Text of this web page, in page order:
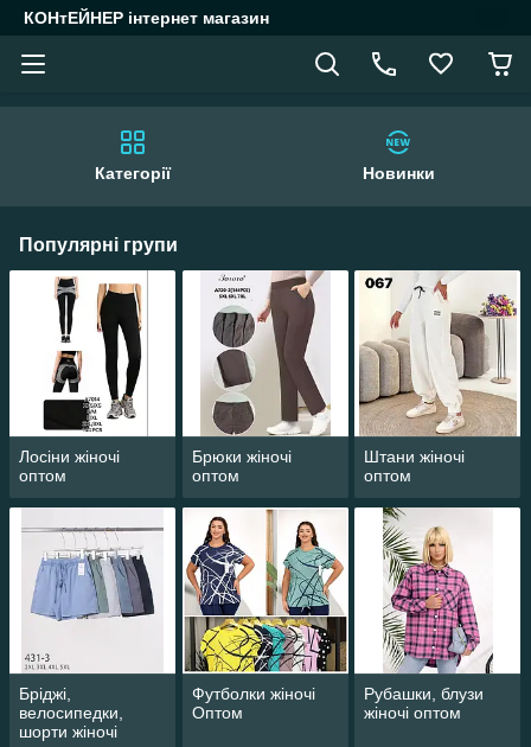
КОНтЕЙНЕР інтернет магазин
Категорії Новинки
Популярні групи
Лосіни жіночі
оптом
Брюки жіночі
оптом
Штани жіночі
оптом
Бріджі,
велосипедки,
шорти жіночі
Футболки жіночі
Оптом
Рубашки, блузи
жіночі оптом